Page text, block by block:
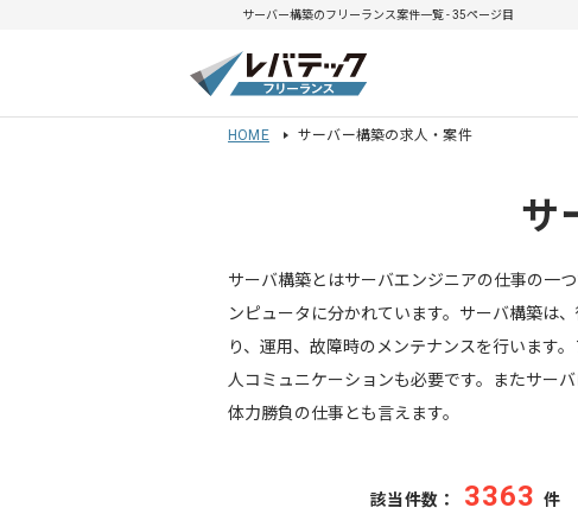
サーバー構築のフリーランス案件一覧 - 35ページ目
HOME サーバー構築の求人・案件
サ
サーバ構築とはサーバエンジニアの仕事の一
ンピュータに分かれています。サーバ構築は
り、運用、故障時のメンテナンスを行います
人コミュニケーションも必要です。またサー
体力勝負の仕事とも言えます。
該当件数： 3363 件